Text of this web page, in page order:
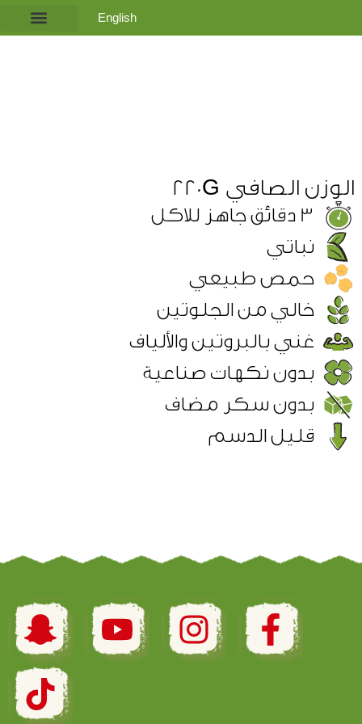
English
الوزن الصافي 220G
3 دقائق جاهز للاكل
نباتي
حمص طبيعي
خالي من الجلوتين
غني بالبروتين والألياف
بدون نكهات صناعية
بدون سكر مضاف
قليل الدسم